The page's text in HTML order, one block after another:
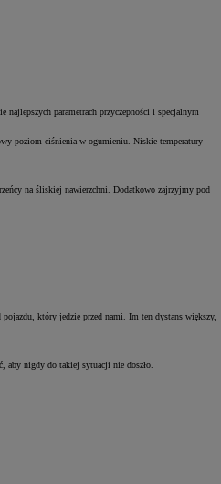
parametrach przyczepności i specjalnym
poziom ciśnienia w ogumieniu. Niskie temperatury
na śliskiej nawierzchni. Dodatkowo zajrzyjmy pod
który jedzie przed nami. Im ten dystans większy,
aby nigdy do takiej sytuacji nie doszło.